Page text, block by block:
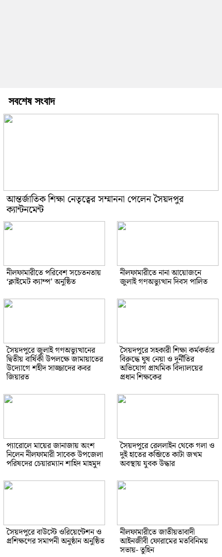
সবশেষ সংবাদ
আন্তর্জাতিক শিক্ষা নেতৃত্বের সম্মাননা পেলেন সৈয়দপুর
ক্যান্টনমেন্ট
নীলফামারীতে পরিবেশ সচেতনতায়
‘ক্লাইমেট ক্যাম্প’ অনুষ্ঠিত
নীলফামারীতে নানা আয়োজনে
জুলাই গণঅভ্যুত্থান দিবস পালিত
সৈয়দপুরে জুলাই গণঅভ্যুত্থানের
দ্বিতীয় বার্ষিকী উপলক্ষে জামায়াতের
উদ্যোগে শহীদ সাজ্জাদের কবর
জিয়ারত
সৈয়দপুরে সহকারী শিক্ষা কর্মকর্তার
বিরুদ্ধে ঘুষ নেয়া ও দূর্নীতির
অভিযোগ প্রাথমিক বিদ্যালয়ের
প্রধান শিক্ষকের
প্যারোলে মায়ের জানাজায় অংশ
নিলেন নীলফামারী সাবেক উপজেলা
পরিষদের চেয়ারম্যান শাহিদ মাহমুদ
সৈয়দপুরে রেললাইন থেকে গলা ও
দুই হাতের কব্জিতে কাটা জখম
অবস্থায় যুবক উদ্ধার
সৈয়দপুরে বাউস্টে ওরিয়েন্টেশন ও
প্রশিক্ষণের সমাপনী অনুষ্ঠান অনুষ্ঠিত
নীলফামারীতে জাতীয়তাবাদী
আইনজীবী ফোরামের মতবিনিময়
সভায়- তুহিন